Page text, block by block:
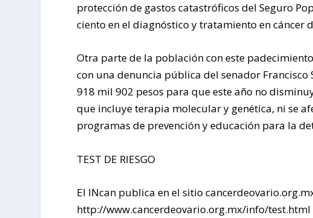
protección de gastos catastróficos del Seguro
ciento en el diagnóstico y tratamiento en cáncer
Otra parte de la población con este
con una denuncia pública del senador
918 mil 902 pesos para que este año no
que incluye terapia molecular y genética, ni se
programas de prevención y educación para la
TEST DE RIESGO
El INcan publica en el sitio
http://www.cancerdeovario.org.mx/info/test.html